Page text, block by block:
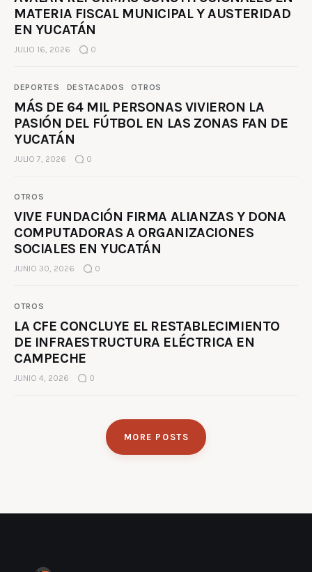
MATERIA FISCAL MUNICIPAL Y AUSTERIDAD
EN YUCATÁN
JULIO 16, 2026 0
DEPORTES DESTACADOS OTROS
MÁS DE 64 MIL PERSONAS VIVIERON LA
PASIÓN DEL FÚTBOL EN LAS ZONAS FAN DE
YUCATÁN
JULIO 7, 2026 0
OTROS
VIVE FUNDACIÓN FIRMA ALIANZAS Y DONA
COMPUTADORAS A ORGANIZACIONES
SOCIALES EN YUCATÁN
JUNIO 30, 2026 0
OTROS
LA CFE CONCLUYE EL RESTABLECIMIENTO
DE INFRAESTRUCTURA ELÉCTRICA EN
CAMPECHE
JUNIO 4, 2026 0
MORE POSTS